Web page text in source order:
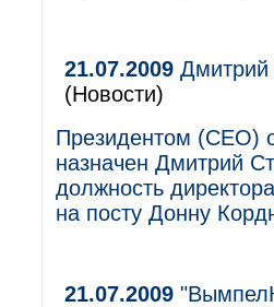
21.07.2009
(Новости)
Президентом (CEO)
назначен Дмитрий
должность
на посту Донну
21.07.2009